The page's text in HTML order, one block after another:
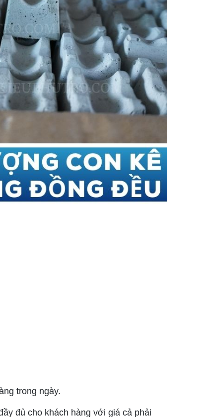
trong ngày.
đủ cho khách hàng với giá cả phải